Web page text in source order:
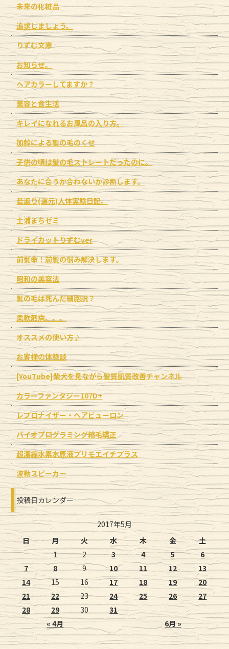
未来の化粧品
追求しましょう。
りずむ文庫
お知らせ。
ヘアカラーしてますか？
美容と食生活
キレイになれるお風呂の入り方。
加齢による髪の毛のくせ
子供の頃は髪の毛ストレートだったのに。
あなたに合うか合わないか診断します。
若返り(還元)人体実験日記。
土浦まちゼミ
ドライカットりずむver
前髪命！前髪の悩み解決します。
昭和の美容法
髪の毛は死んだ細胞説？
柔軟剤病。。。
オススメの使い方♪
お客様の体験談
[YouTube]柴犬を見ながら髪質肌質改善チャンネル
カラーファンタジー107D+
レプロナイザー・ヘアビューロン
バイオプログラミング縮毛矯正
超濃縮水素水原液プリモエイチプラス
波動スピーカー
投稿日カレンダー
2017年5月
日
月 火 水 木 金 土
« 4月 6月 »
1 2 3 4 5
6
7
8 9 10 11 12
13
14
15 16 17 18 19
20
21
22 23 24 25 26
27
28
29 30 31